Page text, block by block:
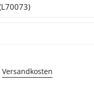
Versandkosten